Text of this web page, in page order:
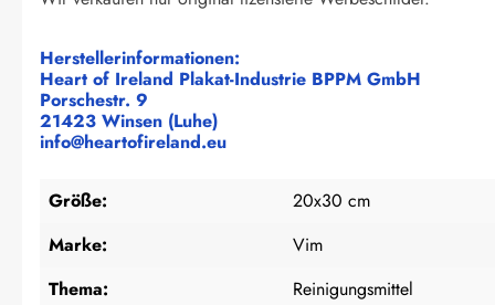
Herstellerinformationen:
Heart of Ireland Plakat-Industrie BPPM GmbH
Porschestr. 9
21423 Winsen (Luhe)
info@heartofireland.eu
Größe:
20x30 cm
Marke:
Vim
Thema:
Reinigungsmittel